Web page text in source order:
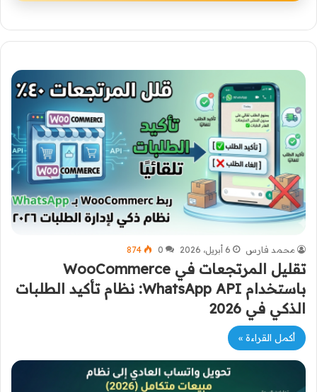
محمد فارس 6 أبريل، 2026 0
874
تقليل المرتجعات في WooCommerce
باستخدام WhatsApp API: نظام تأكيد الطلبات
الذكي في 2026
أكمل القراءة »